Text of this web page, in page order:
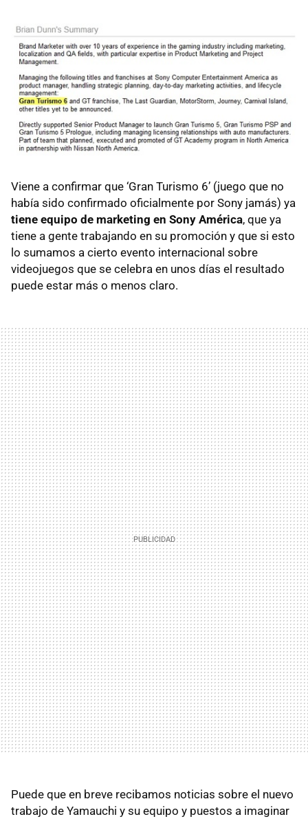
Viene a confirmar que ‘Gran Turismo 6’ (juego que no
había sido confirmado oficialmente por Sony jamás) ya
tiene equipo de marketing en Sony América, que ya
tiene a gente trabajando en su promoción y que si esto
lo sumamos a cierto evento internacional sobre
videojuegos que se celebra en unos días el resultado
puede estar más o menos claro.
Puede que en breve recibamos noticias sobre el nuevo
trabajo de Yamauchi y su equipo y puestos a imaginar